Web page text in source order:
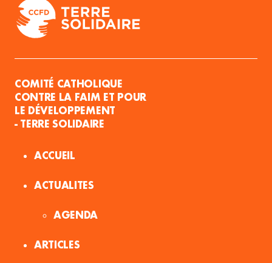
COMITÉ CATHOLIQUE
CONTRE LA FAIM ET POUR
LE DÉVELOPPEMENT
- TERRE SOLIDAIRE
ACCUEIL
ACTUALITES
AGENDA
ARTICLES